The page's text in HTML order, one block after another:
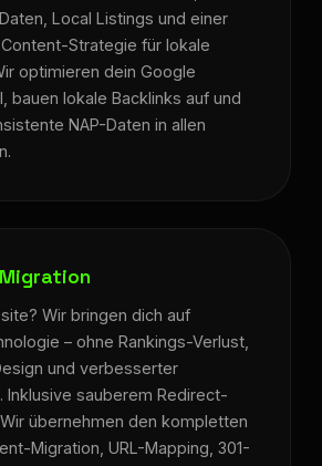
Local Listings und einer
Strategie für lokale
optimieren dein Google
bauen lokale Backlinks auf und
NAP-Daten in allen
Wir bringen dich auf
– ohne Rankings-Verlust,
und verbesserter
Inklusive sauberem Redirect-
übernehmen den kompletten
Migration, URL-Mapping, 301-